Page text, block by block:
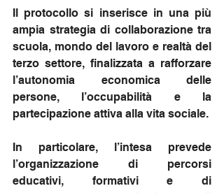
Il protocollo si inserisce in una più
ampia strategia di collaborazione tra
scuola, mondo del lavoro e realtà del
terzo settore, finalizzata a rafforzare
l’autonomia economica delle
persone, l’occupabilità e la
partecipazione attiva alla vita sociale.
In particolare, l’intesa prevede
l’organizzazione di percorsi
educativi, formativi e di